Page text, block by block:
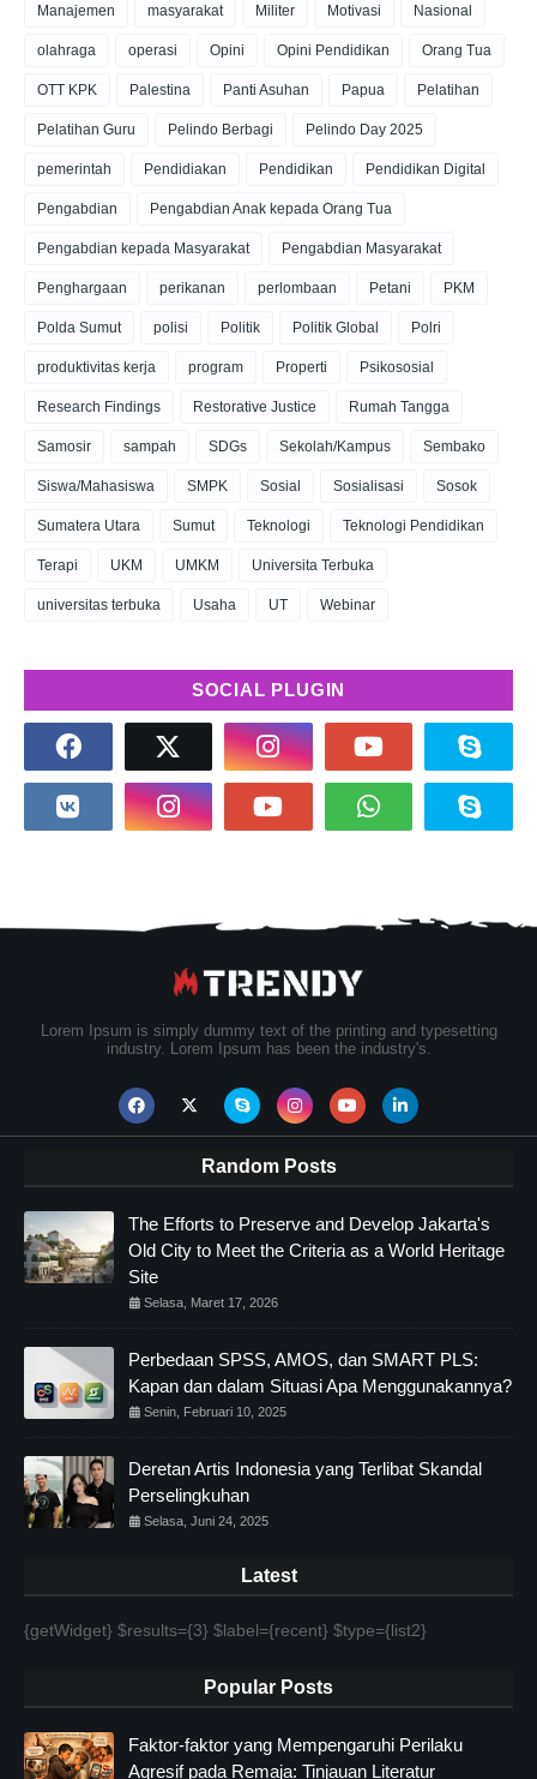
Manajemen masyarakat Militer Motivasi Nasional
olahraga operasi Opini Opini Pendidikan Orang Tua
OTT KPK Palestina Panti Asuhan Papua Pelatihan
Pelatihan Guru Pelindo Berbagi Pelindo Day 2025
pemerintah Pendidiakan Pendidikan Pendidikan Digital
Pengabdian Pengabdian Anak kepada Orang Tua
Pengabdian kepada Masyarakat Pengabdian Masyarakat
Penghargaan perikanan perlombaan Petani PKM
Polda Sumut polisi Politik Politik Global Polri
produktivitas kerja program Properti Psikososial
Research Findings Restorative Justice Rumah Tangga
Samosir sampah SDGs Sekolah/Kampus Sembako
Siswa/Mahasiswa SMPK Sosial Sosialisasi Sosok
Sumatera Utara Sumut Teknologi Teknologi Pendidikan
Terapi UKM UMKM Universita Terbuka
universitas terbuka Usaha UT Webinar
SOCIAL PLUGIN
Lorem Ipsum is simply dummy text of the printing and typesetting
industry. Lorem Ipsum has been the industry's.
Random Posts
The Efforts to Preserve and Develop Jakarta's
Old City to Meet the Criteria as a World Heritage
Site
Selasa, Maret 17, 2026
Perbedaan SPSS, AMOS, dan SMART PLS:
Kapan dan dalam Situasi Apa Menggunakannya?
Senin, Februari 10, 2025
Deretan Artis Indonesia yang Terlibat Skandal
Perselingkuhan
Selasa, Juni 24, 2025
Latest
{getWidget} $results={3} $label={recent} $type={list2}
Popular Posts
Faktor-faktor yang Mempengaruhi Perilaku
Agresif pada Remaja: Tinjauan Literatur